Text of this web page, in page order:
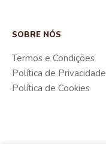
SOBRE NÓS
Termos e Condições
Política de Privacidade
Política de Cookies